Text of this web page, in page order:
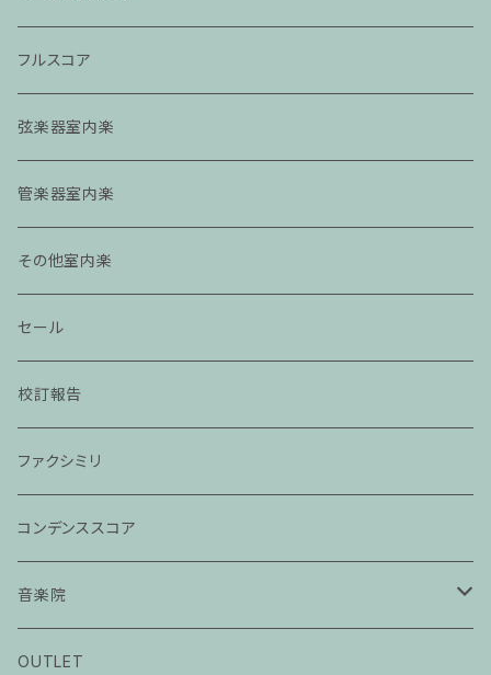
フルスコア
弦楽器室内楽
管楽器室内楽
その他室内楽
セール
校訂報告
ファクシミリ
コンデンススコア
音楽院
ピアノ科３０分レッスン
OUTLET